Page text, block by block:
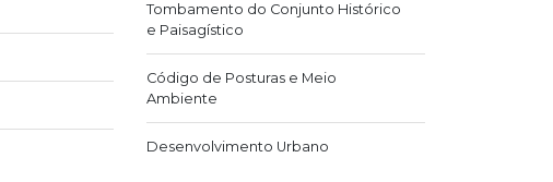
Tombamento do Conjunto Histórico
e Paisagístico
Código de Posturas e Meio
Ambiente
Desenvolvimento Urbano